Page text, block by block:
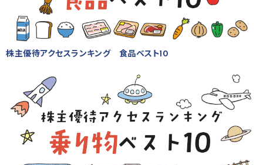
株主優待アクセスランキング 食品ベスト10